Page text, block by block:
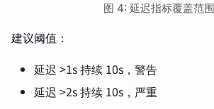
图 4: 延迟指标覆盖范围
建议阈值：
延迟 >1s 持续 10s，警告
延迟 >2s 持续 10s，严重